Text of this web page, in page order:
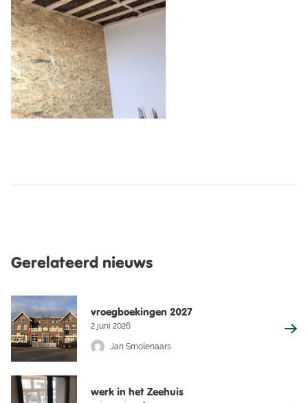
Gerelateerd nieuws
vroegboekingen 2027
2 juni 2026
Jan Smolenaars
werk in het Zeehuis